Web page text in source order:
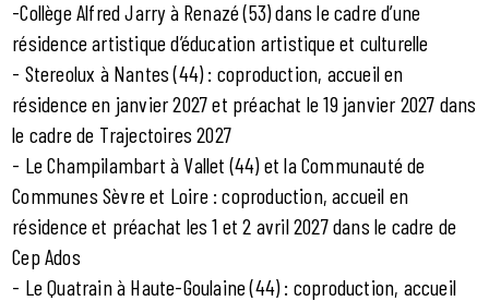
-Collège Alfred Jarry à Renazé (53) dans le cadre d’une
résidence artistique d’éducation artistique et culturelle
- Stereolux à Nantes (44) : coproduction, accueil en
résidence en janvier 2027 et préachat le 19 janvier 2027 dans
le cadre de Trajectoires 2027
- Le Champilambart à Vallet (44) et la Communauté de
Communes Sèvre et Loire : coproduction, accueil en
résidence et préachat les 1 et 2 avril 2027 dans le cadre de
Cep Ados
- Le Quatrain à Haute-Goulaine (44) : coproduction, accueil